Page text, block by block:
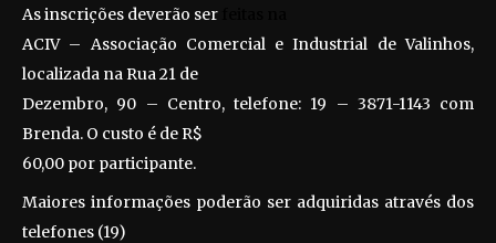
As inscrições deverão ser
ACIV – Associação Comercial e Industrial de Valinhos,
localizada na Rua 21 de
Dezembro, 90 – Centro, telefone: 19 – 3871-1143 com
Brenda. O custo é de R$
60,00 por participante.
Maiores informações poderão ser adquiridas através dos
telefones (19)